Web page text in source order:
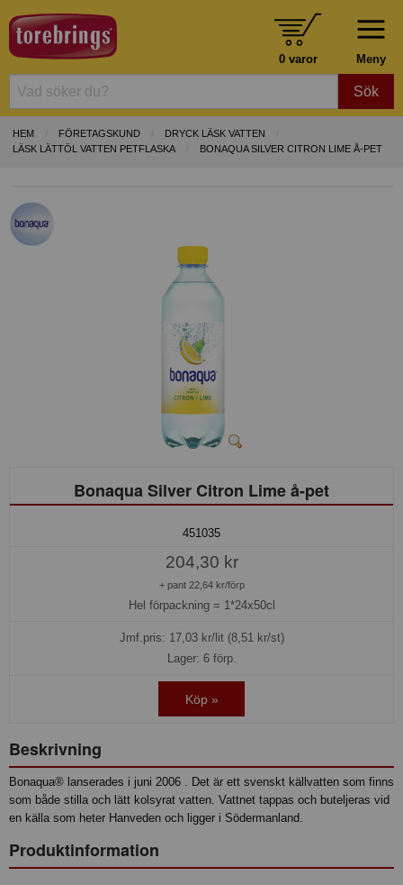
Meny
0 varor
Sök
HEM FÖRETAGSKUND
DRYCK LÄSK VATTEN
LÄSK LÄTTÖL VATTEN PETFLASKA
BONAQUA SILVER CITRON LIME Å-PET
Bonaqua Silver Citron Lime å-pet
451035
204,30 kr
+ pant 22,64 kr/förp
Hel förpackning = 1*24x50cl
Jmf.pris: 17,03kr/lit (8,51 kr/st)
Lager: 6 förp.
Köp »
Beskrivning
Bonaqua® lanserades i juni 2006 . Det är ett svenskt källvatten som finns
som både stilla och lätt kolsyrat vatten. Vattnet tappas och buteljeras vid
en källa som heter Hanveden och ligger i Södermanland.
Produktinformation